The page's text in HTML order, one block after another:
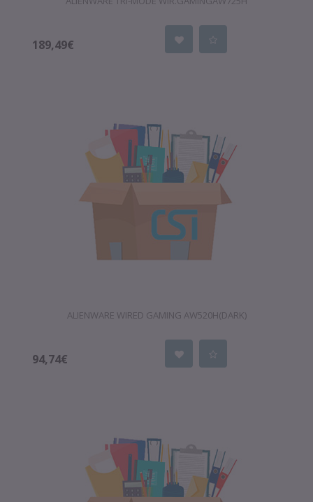
189,49€
ALIENWARE WIRED GAMING AW520H(DARK)
94,74€